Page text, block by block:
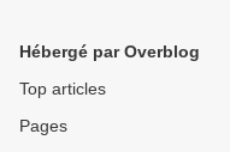
Hébergé par Overblog
Top articles
Pages